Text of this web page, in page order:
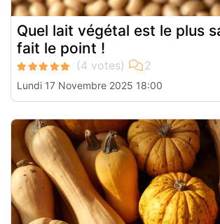
Quel lait végétal est le plus
fait le point !
Lundi 17 Novembre 2025 18:00